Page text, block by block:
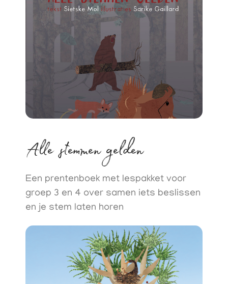
Alle stemmen gelden
Een prentenboek met lespakket voor
groep 3 en 4 over samen iets beslissen
en je stem laten horen